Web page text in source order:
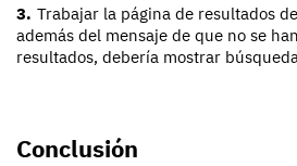
Trabajar la página de resultados
además del mensaje de que no se
resultados, debería mostrar
Conclusión